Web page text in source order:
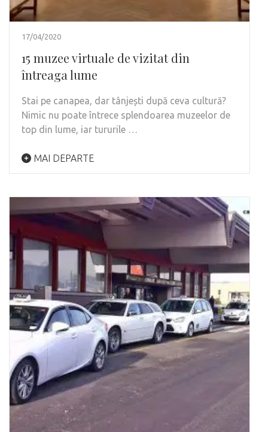
17/04/2020
15 muzee virtuale de vizitat din
întreaga lume
Stai pe canapea, dar tânjești după ceva cultură?
Nimic nu poate întrece splendoarea muzeelor de
top din lume, iar tururile …
MAI DEPARTE